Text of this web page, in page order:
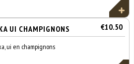
UI CHAMPIGNONS €10.50
ui en champignons